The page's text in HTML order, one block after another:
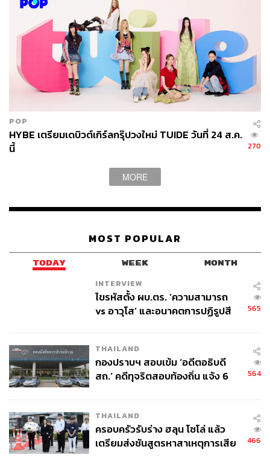
POP
HYBE เตรียมเดบิวต์เกิร์ลกรุ๊ปวงใหม่ TUIDE วันที่ 24 ส.ค.
นี้
270
MORE
MOST POPULAR
TODAY WEEK MONTH
INTERVIEW
ไขรหัสตั้ง ผบ.ตร. ‘ความสามารถ
vs อาวุโส’ และอนาคตการปฏิรูปสี
565
THAILAND
กองปราบฯ สอบเข้ม ‘อดีตอธิบดี
สถ.’ คดีทุจริตสอบท้องถิ่น แจ้ง 6
564
THAILAND
ครอบครัวรับร่าง ฮลุน โซโล่ แล้ว
เตรียมส่งชันสูตรหาสาเหตุการเสีย
466